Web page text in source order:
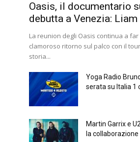
Oasis, il documentario
debutta a Venezia: Liam
La reunion degli Oasis continua a
clamoroso ritorno sul palco con il
storia...
Yoga Radio
serata su Italia 1
Martin Garrix e
la